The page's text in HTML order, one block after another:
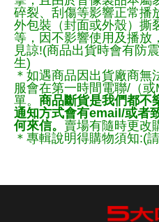
碎裂、刮傷等影響正常播
外包裝（封面或外殼）撕
等，因不影響使用及播放
見諒!(商品出貨時會有防
生)
＊如遇商品因出貨廠商無
服會在第一時間電聯/（
單。 商品斷貨是我們都不
通知方式會有email/或者
何來信。 賣場有隨時更改
＊專輯說明得購物須知:(